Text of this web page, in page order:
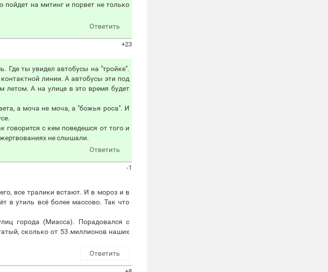
на митинг и порвет не только
Ответить
+23
Где ты увидел автобусы на "тройке".
линии. А автобусы эти под
летом. А на улице в это время будет
а моча не моча, а "божья роса". И
с кем поведешся от того и
не слышали.
Ответить
-1
все тралики встают. И в мороз и в
в утиль всё более массово. Так что
города (Миасса). Порадовался с
сколько от 53 миллионов наших
Ответить